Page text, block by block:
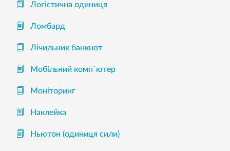
Логістична одиниця
Ломбард
Лічильник банкнот
Мобільний комп`ютер
Моніторинг
Наклейка
Ньютон (одиниця сили)